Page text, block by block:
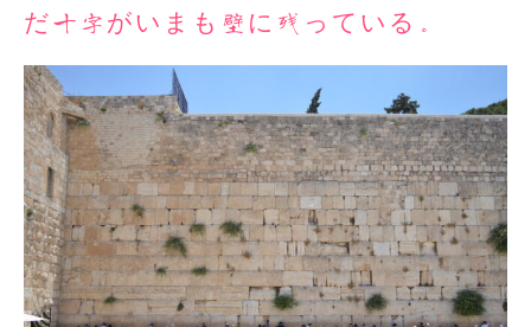
だ十字がいまも壁に残っている。